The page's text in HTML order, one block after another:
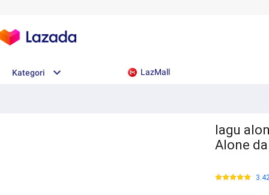
Kategori LazMall
lagu
Alone